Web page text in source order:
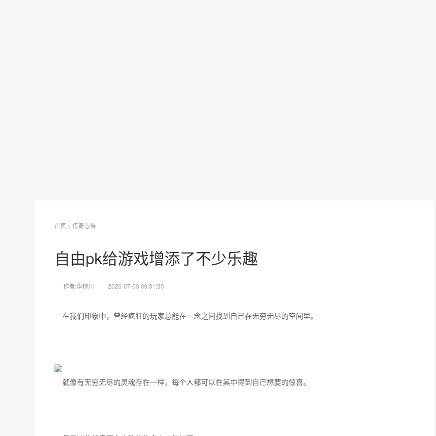
首页 > 传奇心得
自由pk给游戏增添了不少乐趣
作者:李穆川 2026-07-03 09:31:30
在我们印象中，曾经疯狂的玩家总能在一念之间找到自己在无穷无尽的空间里。
就像有无穷无尽的灵魂存在一样，每个人都可以在其中得到自己想要的惊喜。